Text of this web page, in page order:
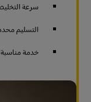
سرعة
التسليم
خدمة مناسبة